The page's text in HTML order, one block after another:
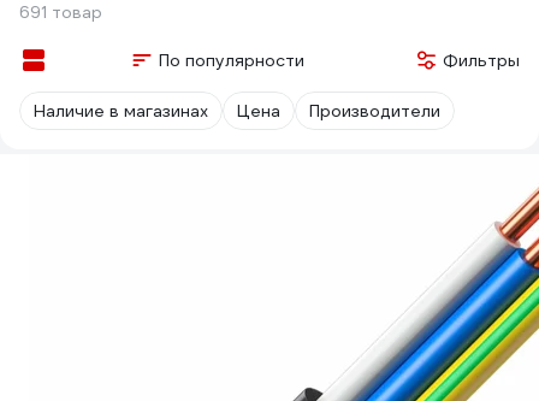
691 товар
По популярности Фильтры
Наличие в магазинах Цена Производители